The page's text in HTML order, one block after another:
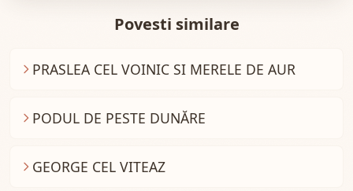
Povesti similare
PRASLEA CEL VOINIC SI MERELE DE AUR
PODUL DE PESTE DUNĂRE
GEORGE CEL VITEAZ